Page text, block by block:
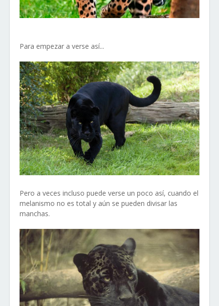
Para empezar a verse así...
Pero a veces incluso puede verse un poco así, cuando el
melanismo no es total y aún se pueden divisar las
manchas.